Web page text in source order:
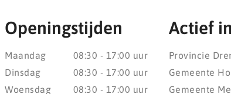
Openingstijden
Maandag
Dinsdag
Woensdag
08:30 - 17:00 uur
08:30 - 17:00 uur
08:30 - 17:00 uur
Actief
Provincie
Gemeente
Gemeente